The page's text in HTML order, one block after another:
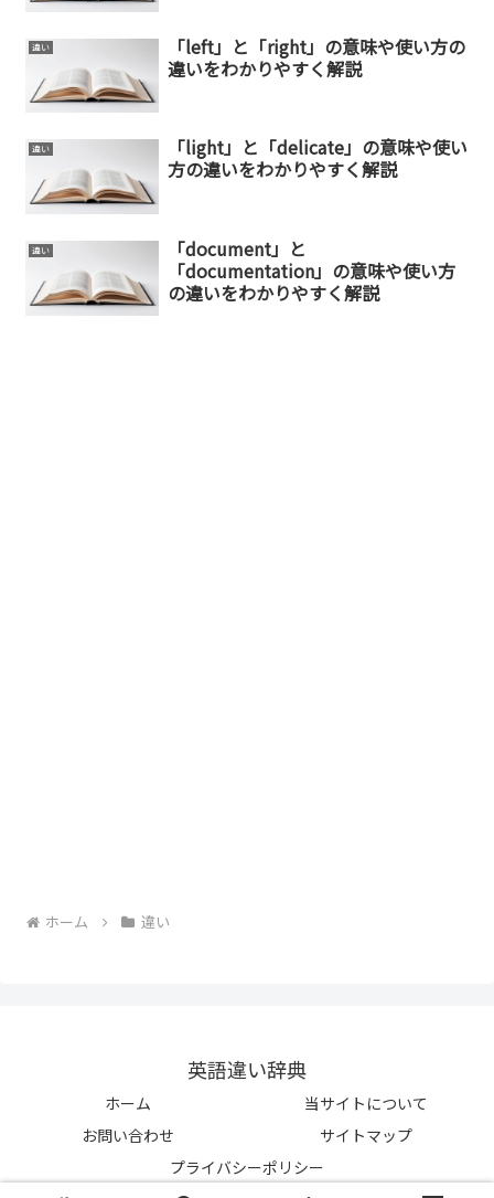
違い
「left」と「right」の意味や使い方の
違いをわかりやすく解説
違い
「light」と「delicate」の意味や使い
方の違いをわかりやすく解説
違い
「document」と
「documentation」の意味や使い方
の違いをわかりやすく解説
ホーム 違い
英語違い辞典
ホーム
当サイトについて
お問い合わせ
サイトマップ
プライバシーポリシー